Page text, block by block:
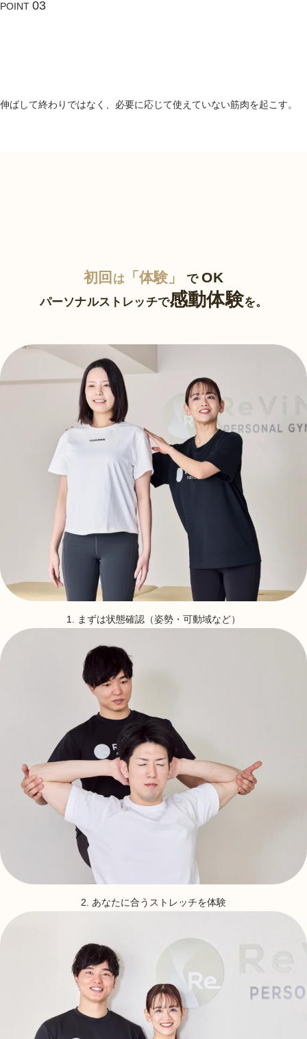
POINT 03
伸ばして終わりではなく、必要に応じて使えていない筋肉を起こす。
初回 は 「体験」 でOK
パーソナルストレッチで感動体験を。
1. まずは状態確認（姿勢・可動域など）
2. あなたに合うストレッチを体験